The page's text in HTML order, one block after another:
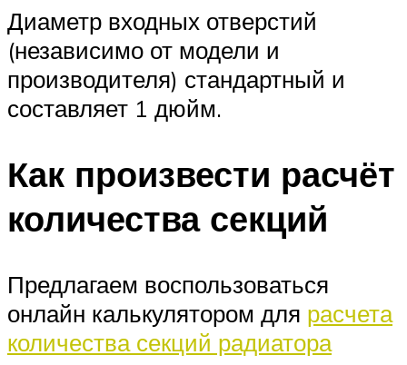
Диаметр входных отверстий
(независимо от модели и
производителя) стандартный и
составляет 1 дюйм.
Как произвести расчёт
количества секций
Предлагаем воспользоваться
онлайн калькулятором для расчета
количества секций радиатора